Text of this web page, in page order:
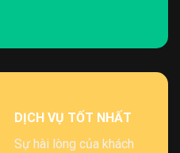
DỊCH VỤ TỐT NHẤT
Sự hài lòng của khách